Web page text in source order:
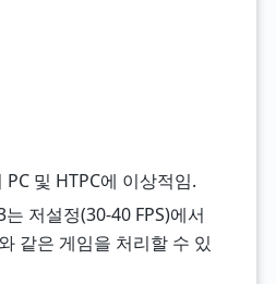
PC 및 HTPC에 이상적임.
저설정(30-40 FPS)에서
같은 게임을 처리할 수 있